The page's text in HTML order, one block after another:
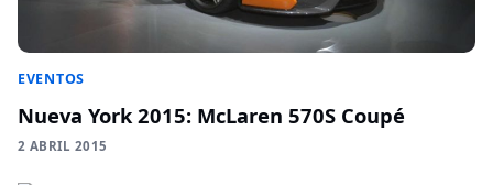
EVENTOS
Nueva York 2015: McLaren 570S Coupé
2 ABRIL 2015